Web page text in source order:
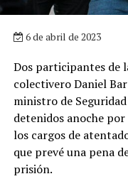
6 de abril de 2023
Dos participantes de
colectivero Daniel
ministro de
detenidos anoche
los cargos de
que prevé una pena
prisión.